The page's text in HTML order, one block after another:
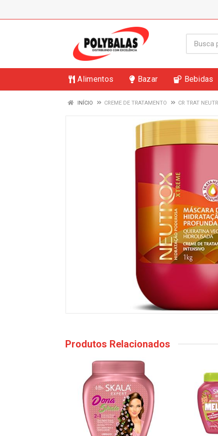
Alimentos Bazar Bebidas
INÍCIO CREME DE TRATAMENTO CR TRAT
Produtos Relacionados